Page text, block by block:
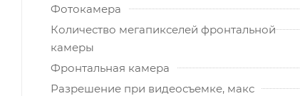
Фотокамера
Количество мегапикселей фронтальной
камеры
Фронтальная камера
Разрешение при видеосъемке, макс